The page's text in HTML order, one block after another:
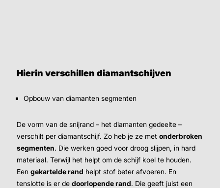
Hierin verschillen diamantschijven
Opbouw van diamanten segmenten
De vorm van de snijrand – het diamanten gedeelte –
verschilt per diamantschijf. Zo heb je ze met onderbroken
segmenten. Die werken goed voor droog slijpen, in hard
materiaal. Terwijl het helpt om de schijf koel te houden.
Een gekartelde rand helpt stof beter afvoeren. En
tenslotte is er de doorlopende rand. Die geeft juist een